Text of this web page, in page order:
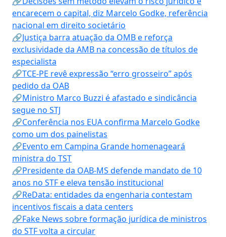
encarecem o capital, diz Marcelo Godke, referência
nacional em direito societário
🔗Justiça barra atuação da OMB e reforça
exclusividade da AMB na concessão de títulos de
especialista
🔗TCE-PE revê expressão “erro grosseiro” após
pedido da OAB
🔗Ministro Marco Buzzi é afastado e sindicância
segue no STJ
🔗Conferência nos EUA confirma Marcelo Godke
como um dos painelistas
🔗Evento em Campina Grande homenageará
ministra do TST
🔗Presidente da OAB-MS defende mandato de 10
anos no STF e eleva tensão institucional
🔗ReData: entidades da engenharia contestam
incentivos fiscais a data centers
🔗Fake News sobre formação jurídica de ministros
do STF volta a circular